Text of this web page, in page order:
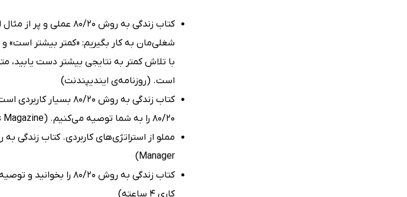
کتاب زندگی به روش
شغلی‌مان به کار بگیریم: «کمتر بیشتر است»
با تلاش کمتر به نتایجی بیشتر دست
است. (روزنامه‌ی ایندیپندنت)
کتاب زندگی به روش
80/20 را به شما توصیه می‌کنیم. (Hot Brands, Cool Places Magazine)
Manager)
کتاب زندگی به روش
کاری 4 ساعته)